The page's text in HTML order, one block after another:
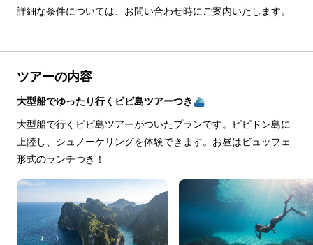
詳細な条件については、お問い合わせ時にご案内いたします。
ツアーの内容
大型船でゆったり行くピピ島ツアーつき⛴
大型船で行くピピ島ツアーがついたプランです。ピピドン島に
上陸し、シュノーケリングを体験できます。お昼はビュッフェ
形式のランチつき！